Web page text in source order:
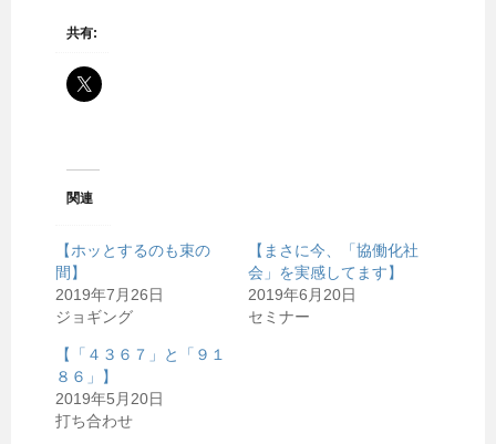
共有:
関連
【ホッとするのも束の
間】
2019年7月26日
ジョギング
【まさに今、「協働化社
会」を実感してます】
2019年6月20日
セミナー
【「４３６７」と「９１
８６」】
2019年5月20日
打ち合わせ